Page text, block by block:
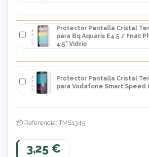
Protector Pantalla Cristal
para Bq Aquaris E4.5 / Fnac
4.5" Vidrio
Protector Pantalla Cristal
para Vodafone Smart Speed
Referencia: TMS1345
3,25 €